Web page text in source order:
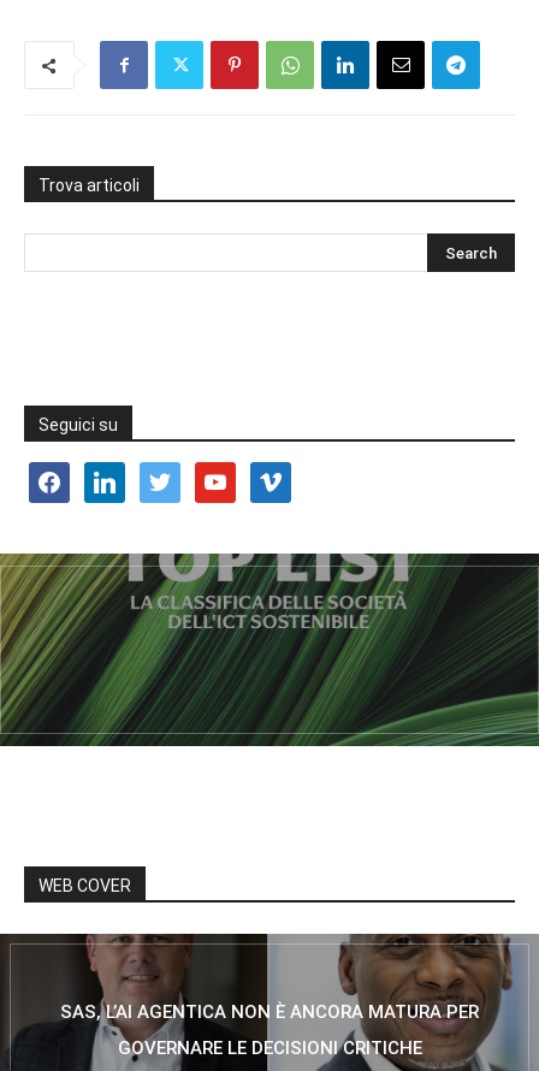
Trova articoli
Seguici su
facebooklinkedin twitter youtube vimeo
WEB COVER
SAS, L’AI AGENTICA NON È ANCORA MATURA PER
GOVERNARE LE DECISIONI CRITICHE